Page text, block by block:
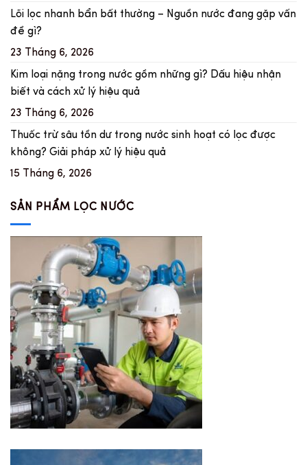
Lõi lọc nhanh bẩn bất thường – Nguồn nước đang gặp vấn
đề gì?
23 Tháng 6, 2026
Kim loại nặng trong nước gồm những gì? Dấu hiệu nhận
biết và cách xử lý hiệu quả
23 Tháng 6, 2026
Thuốc trừ sâu tồn dư trong nước sinh hoạt có lọc được
không? Giải pháp xử lý hiệu quả
15 Tháng 6, 2026
SẢN PHẨM LỌC NƯỚC